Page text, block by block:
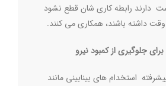
دارند رابطه کاری شان قطع نشود
وقت داشته باشند، همکاری می کنند.
جلوگیری از کمبود نیرو
استخدام های بینابینی مانند